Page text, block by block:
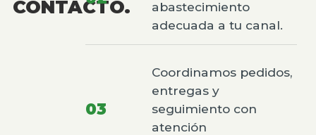
CONTACTO.
abastecimiento
adecuada a tu canal.
03
Coordinamos pedidos,
entregas y
seguimiento con
atención